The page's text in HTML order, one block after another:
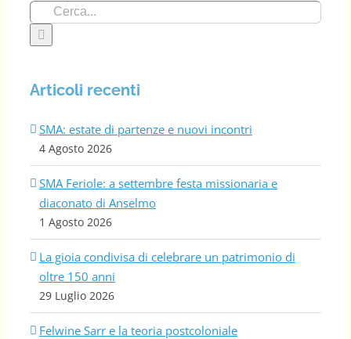
Articoli recenti
SMA: estate di partenze e nuovi incontri
4 Agosto 2026
SMA Feriole: a settembre festa missionaria e
diaconato di Anselmo
1 Agosto 2026
La gioia condivisa di celebrare un patrimonio di
oltre 150 anni
29 Luglio 2026
Felwine Sarr e la teoria postcoloniale